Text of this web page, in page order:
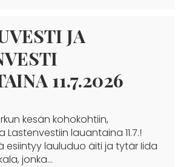
JA
11.7.2026
kesän kohokohtiin,
Lastenvestiin lauantaina 11.7.!
esiintyy lauluduo äiti ja tytär Iida
jonka…